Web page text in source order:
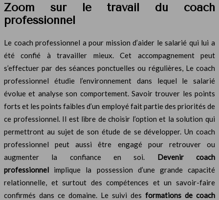
Zoom sur le travail du coach
professionnel
Le coach professionnel a pour mission d’aider le salarié qui lui a
été confié à travailler mieux. Cet accompagnement peut
s’effectuer par des séances ponctuelles ou régulières, Le coach
professionnel étudie l’environnement dans lequel le salarié
évolue et analyse son comportement. Savoir trouver les points
forts et les points faibles d’un employé fait partie des priorités de
ce professionnel. Il est libre de choisir l’option et la solution qui
permettront au sujet de son étude de se développer. Un coach
professionnel peut aussi être engagé pour retrouver ou
augmenter la confiance en soi. Devenir coach
professionnel implique la possession d’une grande capacité
relationnelle, et surtout des compétences et un savoir-faire
confirmés dans ce domaine. Le suivi des formations de coach